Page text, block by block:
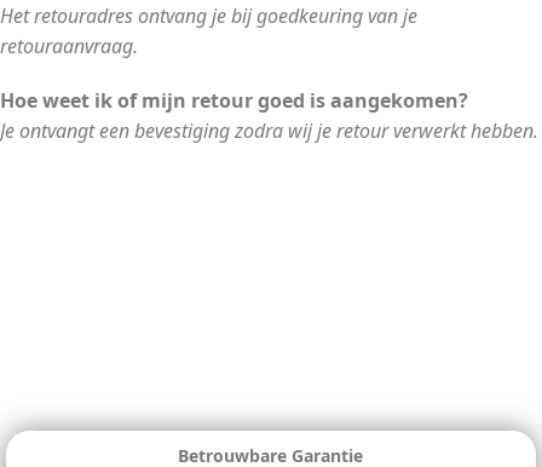
Het retouradres ontvang je bij goedkeuring van je
retouraanvraag.
Hoe weet ik of mijn retour goed is aangekomen?
Je ontvangt een bevestiging zodra wij je retour verwerkt hebben.
Betrouwbare Garantie